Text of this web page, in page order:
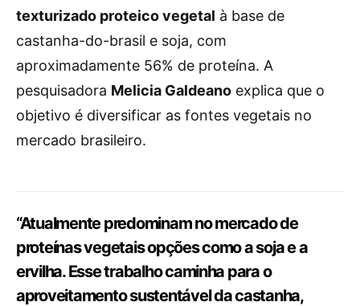
texturizado proteico vegetal à base de
castanha-do-brasil e soja, com
aproximadamente 56% de proteína. A
pesquisadora Melicia Galdeano explica que o
objetivo é diversificar as fontes vegetais no
mercado brasileiro.
“Atualmente predominam no mercado de
proteínas vegetais opções como a soja e a
ervilha. Esse trabalho caminha para o
aproveitamento sustentável da castanha,